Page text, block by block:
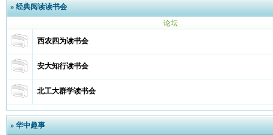
»经典阅读读书会
论坛
西农四为读书会
安大知行读书会
北工大群学读书会
»华中趣事